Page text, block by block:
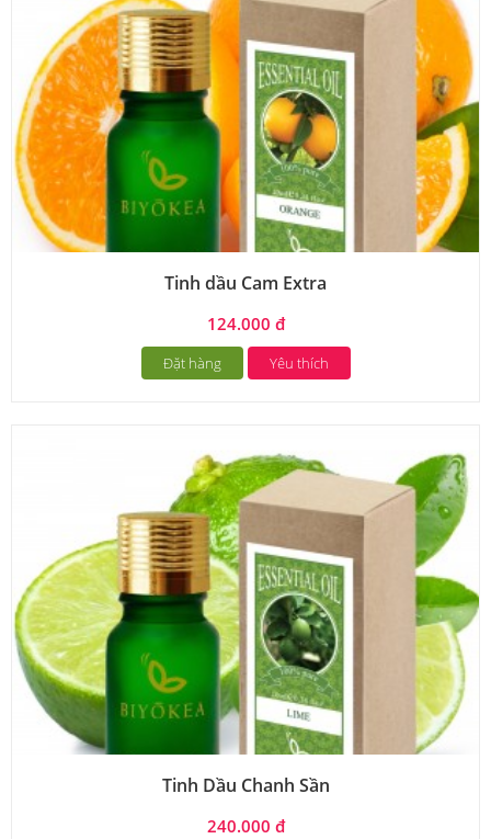
Tinh dầu Cam Extra
124.000 đ
Đặt hàng Yêu thích
Tinh Dầu Chanh Sần
240.000 đ